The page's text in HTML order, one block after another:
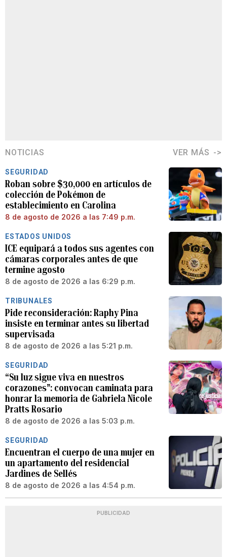
NOTICIAS VER MÁS
SEGURIDAD
Roban sobre $30,000 en artículos de
colección de Pokémon de
establecimiento en Carolina
8 de agosto de 2026 a las 7:49 p.m.
ESTADOS UNIDOS
ICE equipará a todos sus agentes con
cámaras corporales antes de que
termine agosto
8 de agosto de 2026 a las 6:29 p.m.
TRIBUNALES
Pide reconsideración: Raphy Pina
insiste en terminar antes su libertad
supervisada
8 de agosto de 2026 a las 5:21 p.m.
SEGURIDAD
“Su luz sigue viva en nuestros
corazones”: convocan caminata para
honrar la memoria de Gabriela Nicole
Pratts Rosario
8 de agosto de 2026 a las 5:03 p.m.
SEGURIDAD
Encuentran el cuerpo de una mujer en
un apartamento del residencial
Jardines de Sellés
8 de agosto de 2026 a las 4:54 p.m.
PUBLICIDAD